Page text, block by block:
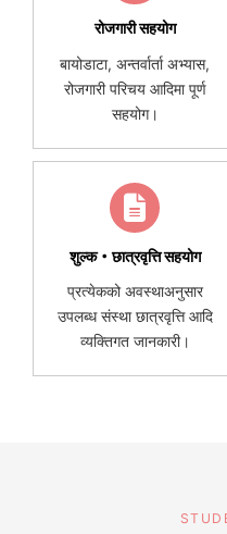
रोजगारी सहयोग
बायोडाटा, अन्तर्वार्ता अभ्यास,
रोजगारी परिचय आदिमा पूर्ण
सहयोग।
शुल्क・छात्रवृत्ति सहयोग
प्रत्येकको अवस्थाअनुसार
उपलब्ध संस्था छात्रवृत्ति आदि
व्यक्तिगत जानकारी।